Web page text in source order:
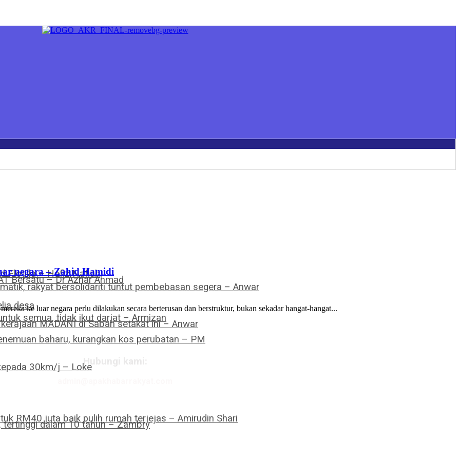
rakyat bersolidariti tuntut pembebasan segera – Anwar
Flotilla – Hafiz Nafiah
Bersatu – Dr Azhar Ahmad
MADANI di Sabah setakat ini – Anwar
baharu, kurangkan kos perubatan – PM
semua, tidak ikut darjat – Armizan
desa
30km/j – Loke
RM40 juta baik pulih rumah terjejas – Amirudin Shari
tertinggi dalam 10 tahun – Zambry
negara – Zahid Hamidi
ke luar negara perlu dilakukan secara berterusan dan berstruktur, bukan sekadar hangat-hangat...
Hubungi kami: